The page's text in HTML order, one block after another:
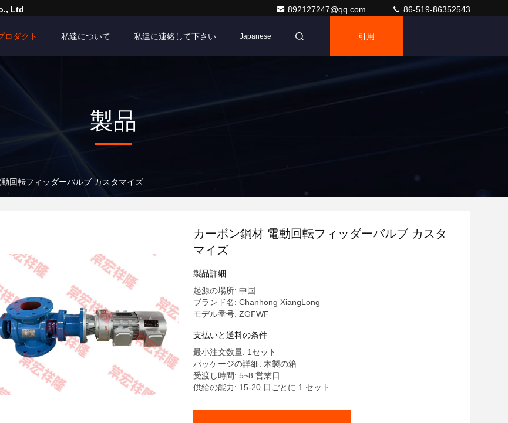
Ltd 892127247@qq.com 86-519-86352543
ロダクト 私達について 私達に連絡して下さい Japanese 引用
製品
回転フィッダーバルブ カスタマイズ
カーボン鋼材 電動回転フィッダーバルブ カスタ
マイズ
製品詳細
起源の場所: 中国
ブランド名: Chanhong XiangLong
モデル番号: ZGFWF
支払いと送料の条件
最小注文数量: 1セット
パッケージの詳細: 木製の箱
受渡し時間: 5~8 営業日
供給の能力: 15-20 日ごとに 1 セット